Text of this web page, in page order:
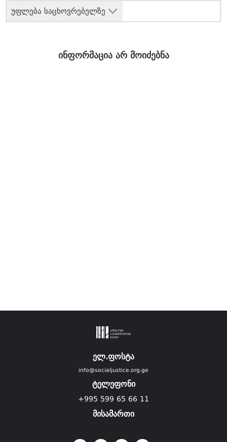
უფლება საცხოვრებელზე
ინფორმაცია არ მოიძებნა
ელ.ფოსტა
info@socialjustice.org.ge
ტელეფონი
+995 599 65 66 11
მისამართი